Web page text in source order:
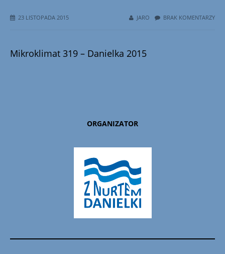
23 LISTOPADA 2015 BRAK KOMENTARZY
JARO
Mikroklimat 319 – Danielka 2015
ORGANIZATOR